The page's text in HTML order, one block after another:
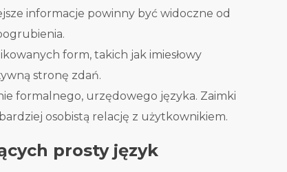
informacje powinny być widoczne od
form, takich jak imiesłowy
stronę zdań.
formalnego, urzędowego języka. Zaimki
bardziej osobistą relację z użytkownikiem.
prosty język